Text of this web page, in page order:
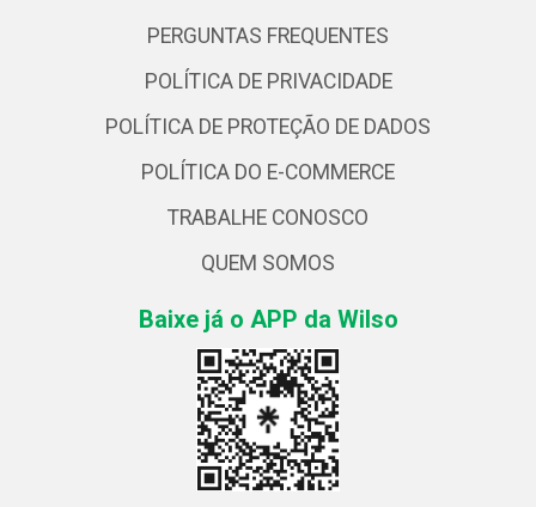
PERGUNTAS FREQUENTES
POLÍTICA DE PRIVACIDADE
POLÍTICA DE PROTEÇÃO DE DADOS
POLÍTICA DO E-COMMERCE
TRABALHE CONOSCO
QUEM SOMOS
Baixe já o APP da Wilso